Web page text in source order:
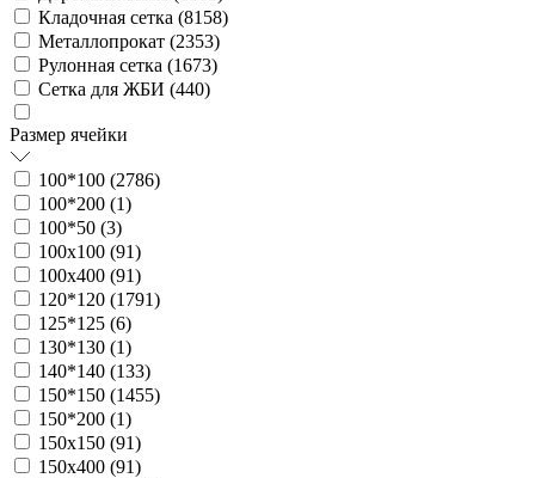
Кладочная сетка (8158)
Металлопрокат (2353)
Рулонная сетка (1673)
Сетка для ЖБИ (440)
Размер ячейки
100*100 (2786)
100*200 (1)
100*50 (3)
100х100 (91)
100х400 (91)
120*120 (1791)
125*125 (6)
130*130 (1)
140*140 (133)
150*150 (1455)
150*200 (1)
150х150 (91)
150х400 (91)